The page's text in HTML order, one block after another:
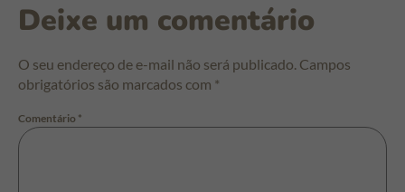
Deixe um comentário
O seu endereço de e-mail não será publicado. Campos
obrigatórios são marcados com *
Comentário *